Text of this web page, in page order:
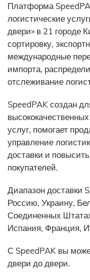
Платформа
логистические
двери» в 21 городе
сортировку,
международные
импорта,
отслеживание
SpeedPAK создан
услуг, помогает
управление
доставки и
покупателей.
Диапазон доставки
Россию, Украину,
Соединенных
Испания, Франция,
С SpeedPAK вы
двери до двери.